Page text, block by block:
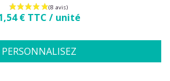
Prix
€ TTC / unité
PERSONNALISEZ